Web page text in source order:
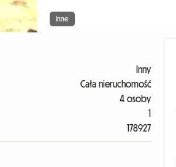
Inne
Inny
Cała nieruchomość
4 osoby
1
178927